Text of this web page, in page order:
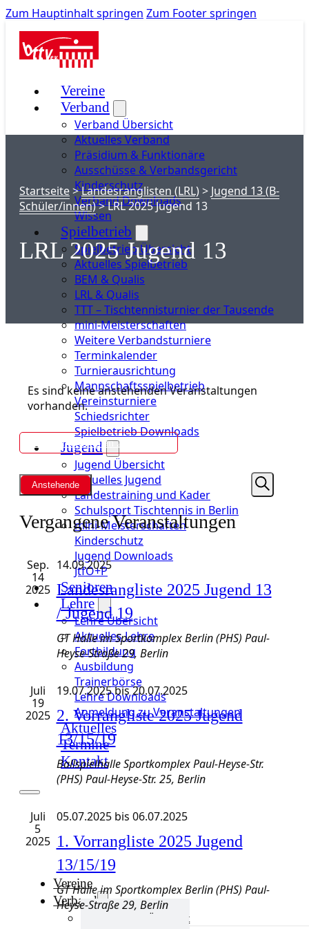
Zum Hauptinhalt springen Zum Footer springen
Vereine
Verband
Verband Übersicht
Aktuelles Verband
Präsidium & Funktionäre
Ausschüsse & Verbandsgericht
Kinderschutz
Verband Downloads
Wissen
Spielbetrieb
Spielbetrieb Übersicht
Aktuelles Spielbetrieb
BEM & Qualis
LRL & Qualis
TTT – Tischtennisturnier der Tausende
mini-Meisterschaften
Weitere Verbandsturniere
Terminkalender
Turnierausrichtung
Mannschaftsspielbetrieb
Vereinsturniere
Schiedsrichter
Spielbetrieb Downloads
Jugend
Jugend Übersicht
Aktuelles Jugend
Landestraining und Kader
Schulsport Tischtennis in Berlin
mini-Meisterschaften
Kinderschutz
Jugend Downloads
JtfO+P
Senioren
Lehre
Lehre Übersicht
Aktuelles Lehre
Fortbildung
Ausbildung
Trainerbörse
Lehre Downloads
Anmeldung zu Veranstaltungen
Aktuelles
Termine
Kontakt
Vereine
Verband
Verband Übersicht
Startseite>Landesranglisten (LRL)> Jugend 13 (B-
Schüler/innen)>LRL 2025 Jugend 13
LRL 2025 Jugend 13
Es sind keine anstehenden Veranstaltungen
vorhanden.
Rahmenterminplan 2026/27
V
n
t
u
S
S
Anstehende
a
m
Vergangene Veranstaltungen
Sep.
14
2025
14.09.2025
Landesrangliste 2025 Jugend 13
/ Jugend 19
GT Halle im Sportkomplex Berlin (PHS) Paul-
Heyse-Straße 29, Berlin
Juli
19
2025
19.07.2025bis20.07.2025
2. Vorrangliste 2025 Jugend
13/15/19
Ballspielhalle Sportkomplex Paul-Heyse-Str.
(PHS) Paul-Heyse-Str. 25, Berlin
Juli
5
2025
05.07.2025bis 06.07.2025
1. Vorrangliste 2025 Jugend
13/15/19
GT Halle im Sportkomplex Berlin (PHS) Paul-
Heyse-Straße 29, Berlin